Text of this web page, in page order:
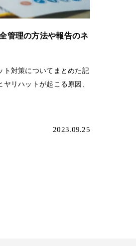
管理の方法や報告のネ
ト対策についてまとめた記
リハットが起こる原因、
2023.09.25